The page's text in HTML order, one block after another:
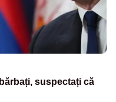
suspectați că